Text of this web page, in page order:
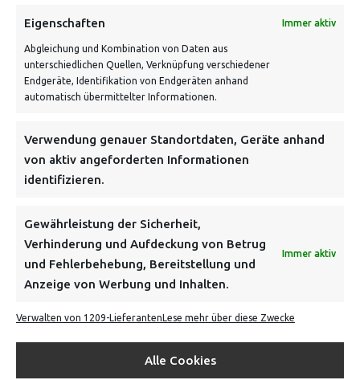
Eigenschaften Immer aktiv
Abgleichung und Kombination von Daten aus
unterschiedlichen Quellen, Verknüpfung verschiedener
Endgeräte, Identifikation von Endgeräten anhand
automatisch übermittelter Informationen.
Verwendung genauer Standortdaten, Geräte anhand
von aktiv angeforderten Informationen
identifizieren.
Gewährleistung der Sicherheit,
Verhinderung und Aufdeckung von Betrug
und Fehlerbehebung, Bereitstellung und
Anzeige von Werbung und Inhalten.
Immer aktiv
Verwalten von 1209-LieferantenLese mehr über diese Zwecke
Alle Cookies
VERSANDKOSTENHINWEIS:
NEWSLETTER
Danke, deine Registrierung war erfolgreich! Bitte prüfe
FOLGE UNS
INFORMATIONEN